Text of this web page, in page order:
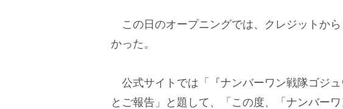
この日のオープニングでは、クレジットか
かった。
公式サイトでは「『ナンバーワン戦隊ゴジ
とご報告」と題して、「この度、「ナンバー